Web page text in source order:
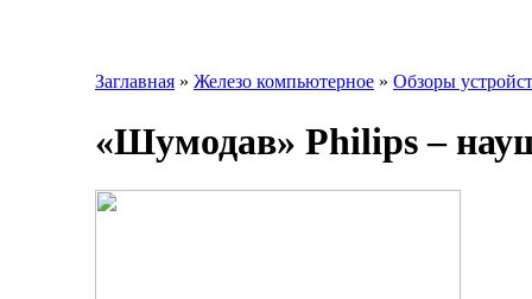
«Шумодав» Philips –
Заглавная » Железо компьютерное » Обзоры